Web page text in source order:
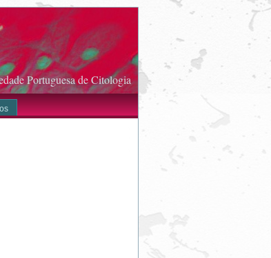
Portuguesa de Citologia